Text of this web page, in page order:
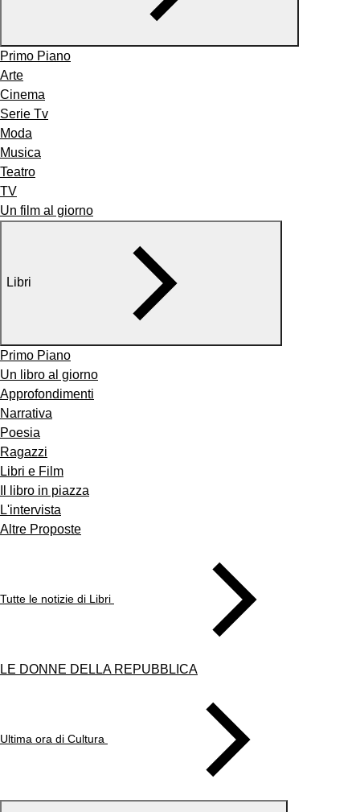
Primo Piano
Arte
Cinema
Serie Tv
Moda
Musica
Teatro
TV
Un film al giorno
Libri
Primo Piano
Un libro al giorno
Approfondimenti
Narrativa
Poesia
Ragazzi
Libri e Film
Il libro in piazza
L'intervista
Altre Proposte
Tutte le notizie di Libri
LE DONNE DELLA REPUBBLICA
Ultima ora di Cultura